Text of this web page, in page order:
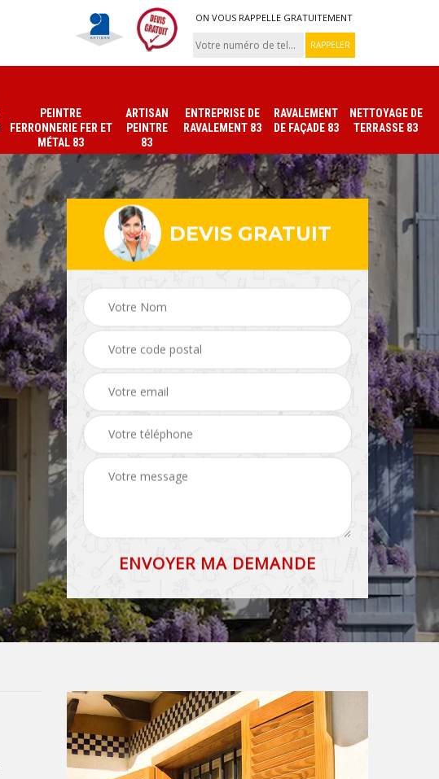
ON VOUS RAPPELLE GRATUITEMENT
PEINTRE
FERRONNERIE FER ET
MÉTAL 83
ARTISAN
PEINTRE
83
ENTREPRISE DE
RAVALEMENT 83
RAVALEMENT
DE FAÇADE 83
NETTOYAGE DE
TERRASSE 83
de façade
83 Peintre intérieur 83 Peinture sur tuile et
toiture 83
DEVIS GRATUIT